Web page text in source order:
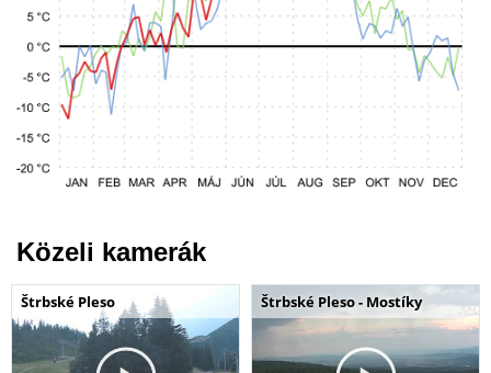
Közeli kamerák
Štrbské Pleso Štrbské Pleso - Mostíky